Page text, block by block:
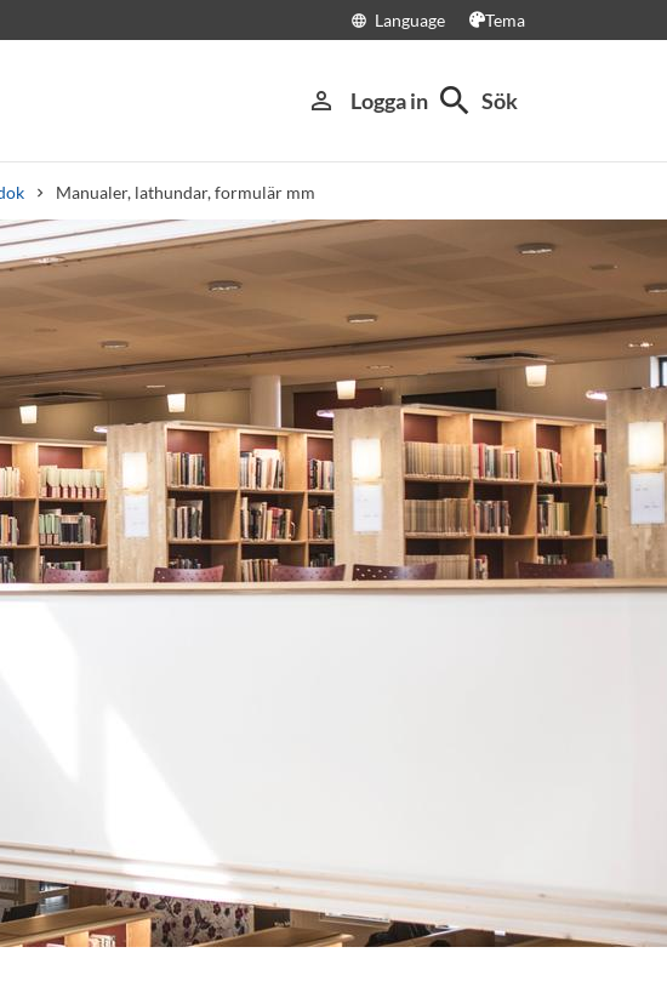
language Language Tema
person_outline Logga in search Sök
Manualer, lathundar, formulär mm